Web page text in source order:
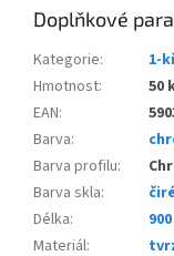
Doplňkové
Kategorie:
1-
Hmotnost:
50
EAN:
Barva:
Barva profilu:
Barva skla:
čiré
Délka:
900
Materiál: